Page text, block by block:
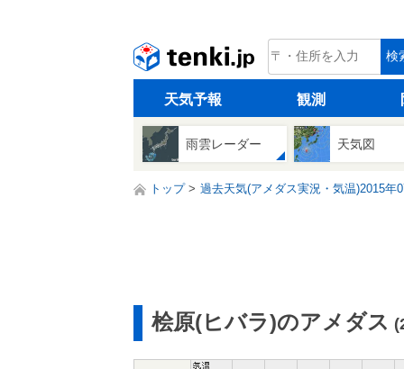
tenki.jp 検
天気予報 観測
雨雲レーダー 天気図
トップ 過去天気(アメダス実況・気温)2015年
桧原(ヒバラ)のアメダス